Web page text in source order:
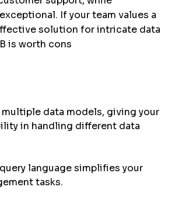
If your team values a
solution for intricate data
is worth cons
multiple data models, giving your
in handling different data
language simplifies your
tasks.